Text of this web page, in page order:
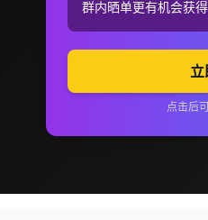
群内晒单更有机会获
立
点击后